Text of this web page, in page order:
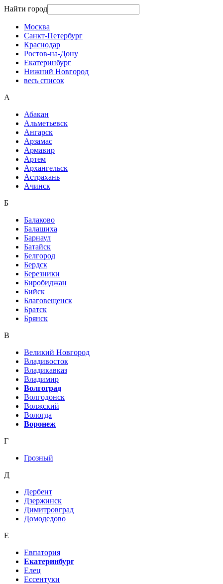
Найти город
Москва
Санкт-Петербург
Краснодар
Ростов-на-Дону
Екатеринбург
Нижний Новгород
весь список
А
Абакан
Альметьевск
Ангарск
Арзамас
Армавир
Артем
Архангельск
Астрахань
Ачинск
Б
Балаково
Балашиха
Барнаул
Батайск
Белгород
Бердск
Березники
Биробиджан
Бийск
Благовещенск
Братск
Брянск
В
Великий Новгород
Владивосток
Владикавказ
Владимир
Волгоград
Волгодонск
Волжский
Вологда
Воронеж
Г
Грозный
Д
Дербент
Дзержинск
Димитровград
Домодедово
Е
Евпатория
Екатеринбург
Елец
Ессентуки